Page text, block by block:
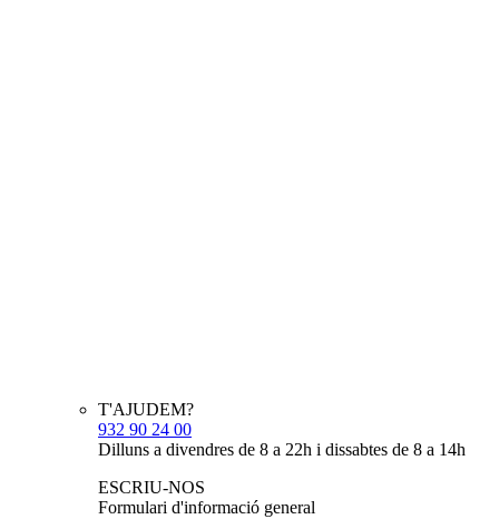
T'AJUDEM?
932 90 24 00
Dilluns a divendres de 8 a 22h i dissabtes de 8 a 14h
ESCRIU-NOS
Formulari d'informació general